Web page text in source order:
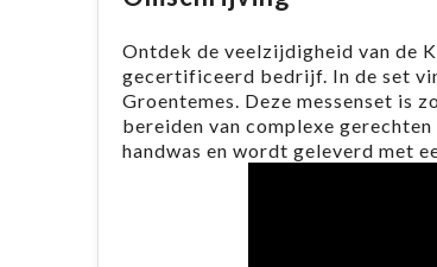
Ontdek de veelzijdigheid van de
gecertificeerd bedrijf. In de set
Groentemes. Deze messenset is
bereiden van complexe
handwas en wordt geleverd met